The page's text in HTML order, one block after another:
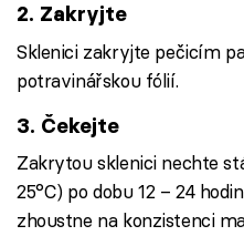
2. Zakryjte
Sklenici zakryjte pečicím
potravinářskou fólií.
3. Čekejte
Zakrytou sklenici nechte
25°C) po dobu 12 – 24
zhoustne na konzistenci